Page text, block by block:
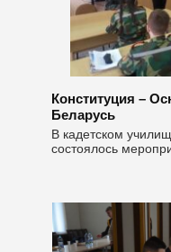
Конституция –
Беларусь
В кадетском
состоялось